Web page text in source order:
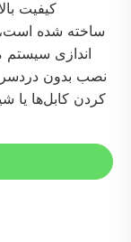
کیفیت
اندازی سیستم
نصب بدون دردسر
کردن کابل‌ها یا